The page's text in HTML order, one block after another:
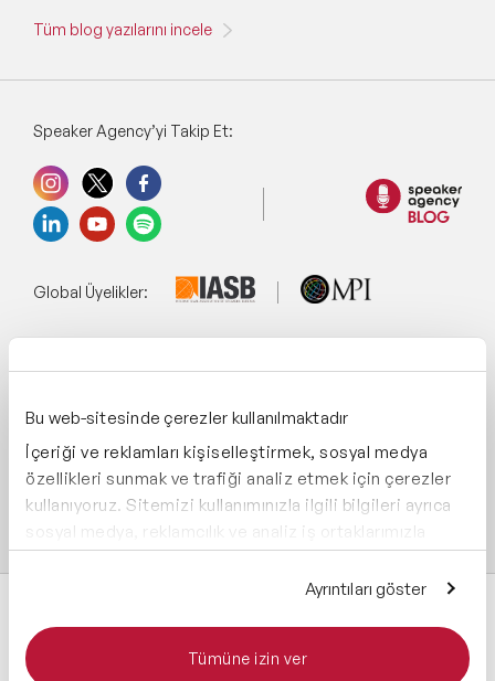
Bu web-sitesinde çerezler kullanılmaktadır
İçeriği ve reklamları kişiselleştirmek, sosyal medya
özellikleri sunmak ve trafiği analiz etmek için çerezler
kullanıyoruz. Sitemizi kullanımınızla ilgili bilgileri ayrıca
sosyal medya, reklamcılık ve analiz iş ortaklarımızla
paylaşabiliriz. İş ortaklarımız, bu bilgileri kendilerine
sağladığınız veya hizmetlerini kullanırken topladıkları
Ayrıntıları göster
Tümüne izin ver
Tüm blog yazılarını incele
Speaker Agency’yi Takip Et:
Global Üyelikler:
Destekliyoruz: